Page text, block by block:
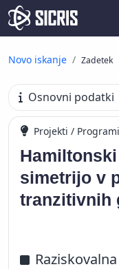
Novo iskanje Zadetek
Osnovni podatki
Projekti / Programi
simetrijo v
tranzitivnih